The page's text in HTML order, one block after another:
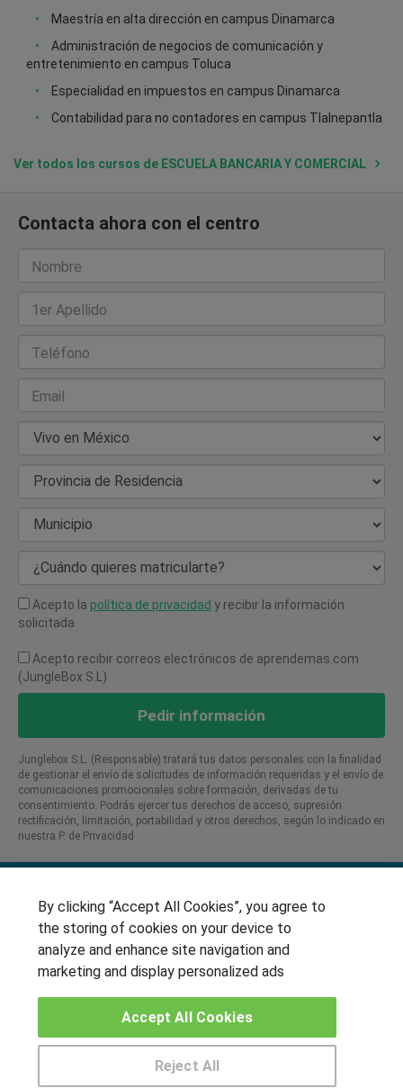
Maestría en alta dirección en campus Dinamarca
Administración de negocios de comunicación y
entretenimiento en campus Toluca
Especialidad en impuestos en campus Dinamarca
Contabilidad para no contadores en campus Tlalnepantla
Ver todos los cursos de ESCUELA BANCARIA Y COMERCIAL
Contacta ahora con el centro
Nombre
1er Apellido
Teléfono
Email
País de Residencia
Provincia de Residencia
Municipio
¿Cuándo quieres matricularte?
Acepto la política de privacidad y recibir la información
solicitada
Acepto recibir correos electrónicos de aprendemas.com
(JungleBox S.L)
Pedir información
Junglebox S.L. (Responsable) tratará tus datos personales con la finalidad
de gestionar el envío de solicitudes de información requeridas y el envío de
comunicaciones promocionales sobre formación, derivadas de tu
consentimiento. Podrás ejercer tus derechos de acceso, supresión
rectificación, limitación, portabilidad y otros derechos, según lo indicado en
nuestra P. de Privacidad​
SÍGUENOS EN LAS REDES
OTROS GRUPOS DE INTERES
Hablemos de empleo
By clicking “Accept All Cookies”, you agree to
the storing of cookies on your device to
analyze and enhance site navigation and
marketing and display personalized ads
Reject All
Accept All Cookies